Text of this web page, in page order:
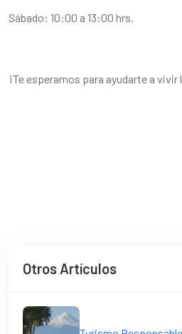
Sábado: 10:00 a 13:00 hrs.
¡Te esperamos para ayudarte a
Otros Artículos